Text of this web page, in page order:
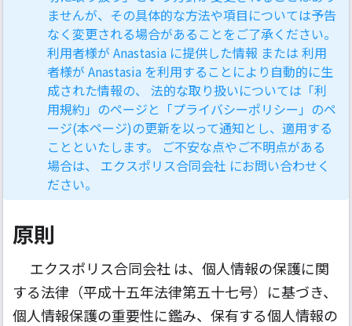
ませんが、その具体的な方法や項目については予告
なく変更される場合があることをご了承ください。
利用者様が Anastasia に提供した情報 または 利用
者様が Anastasia を利用することにより自動的に生
成された情報の、 法的な取り扱いについては「利
用規約」のページと「プライバシーポリシー」のペ
ージ(本ページ)の更新を以って通知とし、適用する
ことといたします。 ご不安な点やご不明点がある
場合は、 エクスポリス合同会社 にお問い合わせく
ださい。
原則
エクスポリス合同会社 は、個人情報の保護に関
する法律（平成十五年法律第五十七号）に基づき、
個人情報保護の重要性に鑑み、保有する個人情報の